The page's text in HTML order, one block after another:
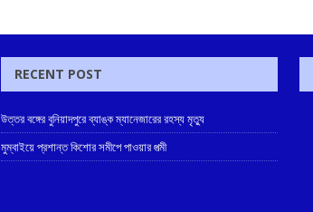
RECENT POST
উত্তর বঙ্গের বুনিয়াদপুরে ব্যাঙ্ক ম্যানেজারের রহস্য মৃত্যু
মুম্বাইয়ে প্রশান্ত কিশোর সমীপে পাওয়ার পত্মী